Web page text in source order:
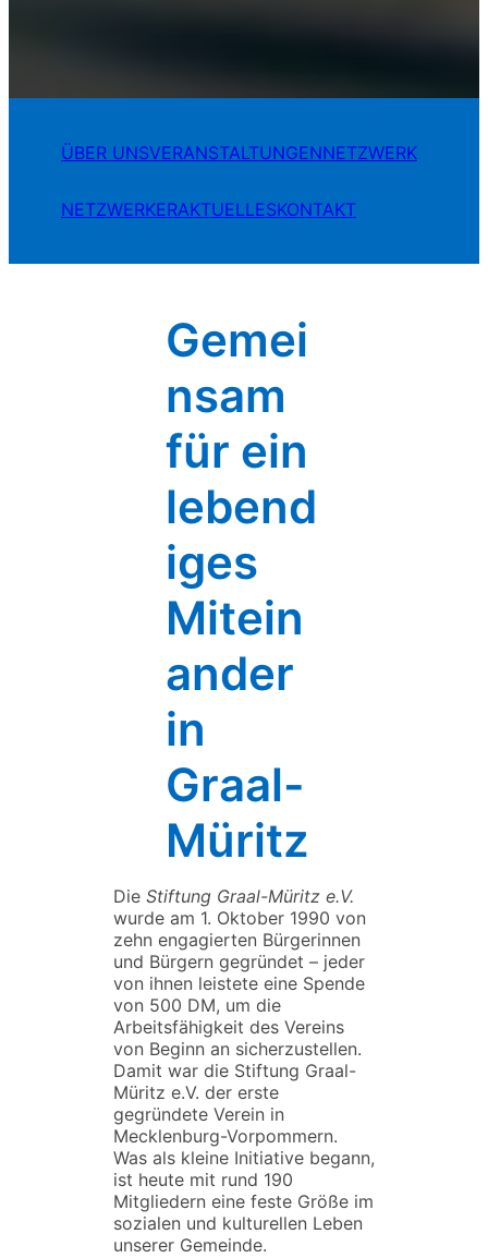
ÜBER UNSVERANSTALTUNGENNETZWERK
NETZWERKERAKTUELLESKONTAKT
Gemei
nsam
für ein
lebend
iges
Mitein
ander
in
Graal-
Müritz
Die Stiftung Graal-Müritz e.V.
wurde am 1. Oktober 1990 von
zehn engagierten Bürgerinnen
und Bürgern gegründet – jeder
von ihnen leistete eine Spende
von 500 DM, um die
Arbeitsfähigkeit des Vereins
von Beginn an sicherzustellen.
Damit war die Stiftung Graal-
Müritz e.V. der erste
gegründete Verein in
Mecklenburg-Vorpommern.
Was als kleine Initiative begann,
ist heute mit rund 190
Mitgliedern eine feste Größe im
sozialen und kulturellen Leben
unserer Gemeinde.